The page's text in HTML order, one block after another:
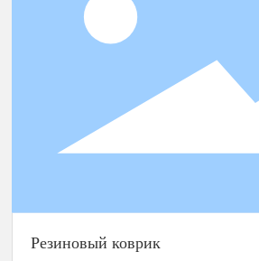
Резиновый коврик
Резиновый коврик